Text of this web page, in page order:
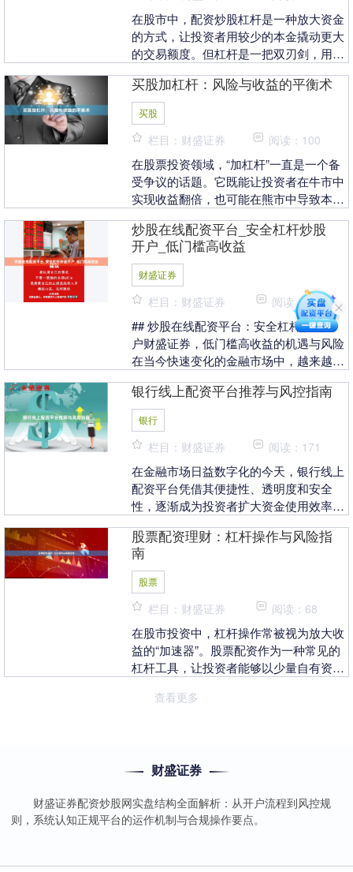
在股市中，配资炒股杠杆是一种放大资金
的方式，让投资者用较少的本金撬动更大
的交易额度。但杠杆是一把双刃剑，用好
本文将为新手详细....
买股加杠杆：风险与收益的平衡术
买股
栏目：财盛证券 阅读：100
在股票投资领域，“加杠杆”一直是一个备
受争议的话题。它既能让投资者在牛市中
实现收益翻倍，也可能在熊市中导致本金
收益的投资者来....
炒股在线配资平台_安全杠杆炒股
开户_低门槛高收益
财盛证券
栏目：财盛证券 阅读：88
## 炒股在线配资平台：安全杠杆炒股开
户财盛证券，低门槛高收益的机遇与风险
在当今快速变化的金融市场中，越来越多
股在线配资平....
银行线上配资平台推荐与风控指南
银行
栏目：财盛证券 阅读：171
在金融市场日益数字化的今天，银行线上
配资平台凭借其便捷性、透明度和安全
性，逐渐成为投资者扩大资金使用效率的
择合规、稳健的渠道....
股票配资理财：杠杆操作与风险指
南
股票
栏目：财盛证券 阅读：68
在股市投资中，杠杆操作常被视为放大收
益的“加速器”。股票配资作为一种常见的
杠杆工具，让投资者能够以少量自有资金
构解析流程与规....
查看更多
财盛证券
财盛证券配资炒股网实盘结构全面解析：从开户流程到风控规
则，系统认知正规平台的运作机制与合规操作要点。